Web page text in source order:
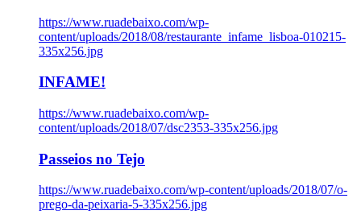
https://www.ruadebaixo.com/wp-
content/uploads/2018/08/restaurante_infame_lisboa-010215-
335x256.jpg
INFAME!
https://www.ruadebaixo.com/wp-
content/uploads/2018/07/dsc2353-335x256.jpg
Passeios no Tejo
https://www.ruadebaixo.com/wp-content/uploads/2018/07/o-
prego-da-peixaria-5-335x256.jpg